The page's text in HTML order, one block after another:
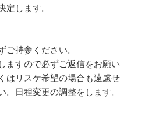
定します。
ご持参ください。
ますので必ずご返信をお願い
はリスケ希望の場合も遠慮せ
。日程変更の調整をします。